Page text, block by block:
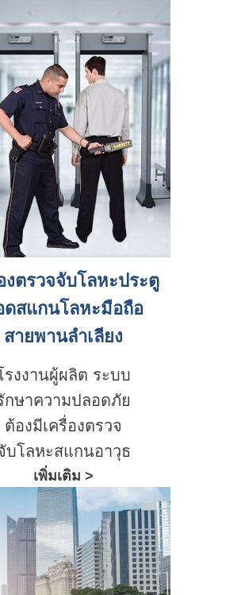
งตรวจจับโลหะประตู
ดสแกนโลหะมือถือ
สายพานลำเลียง
รงงานผู้ผลิต ระบบ
กษาความปลอดภัย
ต้องมีเครื่องตรวจ
บโลหะสแกนอาวุธ
เพิ่มเติม >